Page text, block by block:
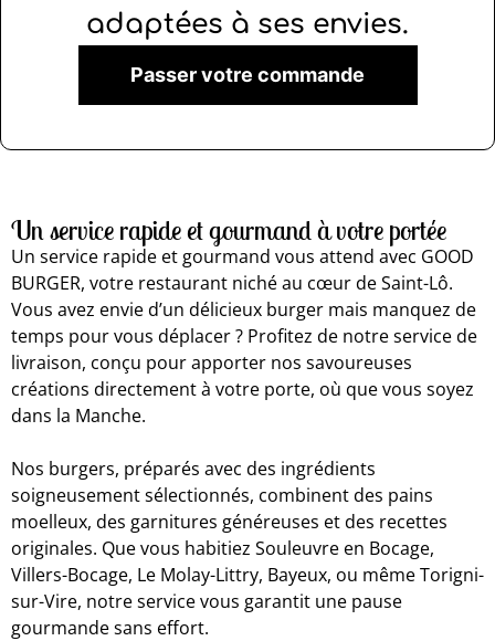
adaptées à ses envies.
Passer votre commande
Un service rapide et gourmand à votre portée
Un service rapide et gourmand vous attend avec GOOD
BURGER, votre restaurant niché au cœur de Saint-Lô.
Vous avez envie d’un délicieux burger mais manquez de
temps pour vous déplacer ? Profitez de notre service de
livraison, conçu pour apporter nos savoureuses
créations directement à votre porte, où que vous soyez
dans la Manche.
Nos burgers, préparés avec des ingrédients
soigneusement sélectionnés, combinent des pains
moelleux, des garnitures généreuses et des recettes
originales. Que vous habitiez Souleuvre en Bocage,
Villers-Bocage, Le Molay-Littry, Bayeux, ou même Torigni-
sur-Vire, notre service vous garantit une pause
gourmande sans effort.